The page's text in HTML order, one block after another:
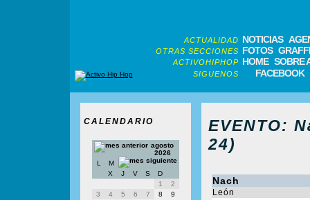
ACTUALIDAD NOTICIAS
OTRAS SECCIONES FOTOS
ACTIVOHIPHOP HOME SOBRE
SIGUENOS FACEBOOK
CALENDARIO
agosto
2026
L
M
X
J V S
D
1
2
3
4 5 6 7 8
9
EVENTO:
24)
Nach
León